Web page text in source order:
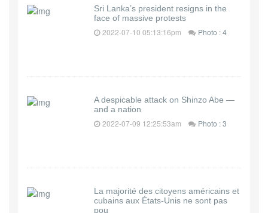
Sri Lanka’s president resigns in the
face of massive protests
2022-07-10 05:13:16pm Photo : 4
A despicable attack on Shinzo Abe —
and a nation
2022-07-09 12:25:53am Photo : 3
La majorité des citoyens américains et
cubains aux États-Unis ne sont pas
pou